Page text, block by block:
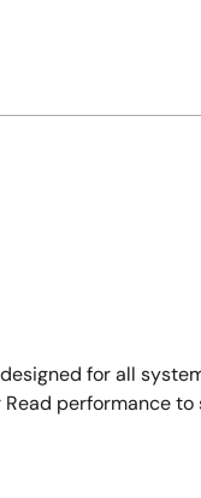
for all
performance to